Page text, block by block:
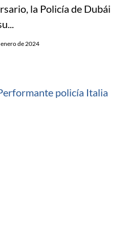
la Policía de Dubái
enero de 2024